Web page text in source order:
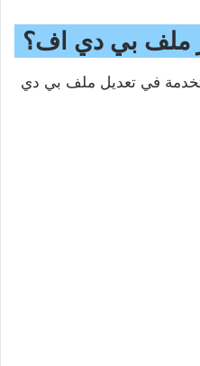
ملف بي دي اف؟
في تعديل ملف بي دي